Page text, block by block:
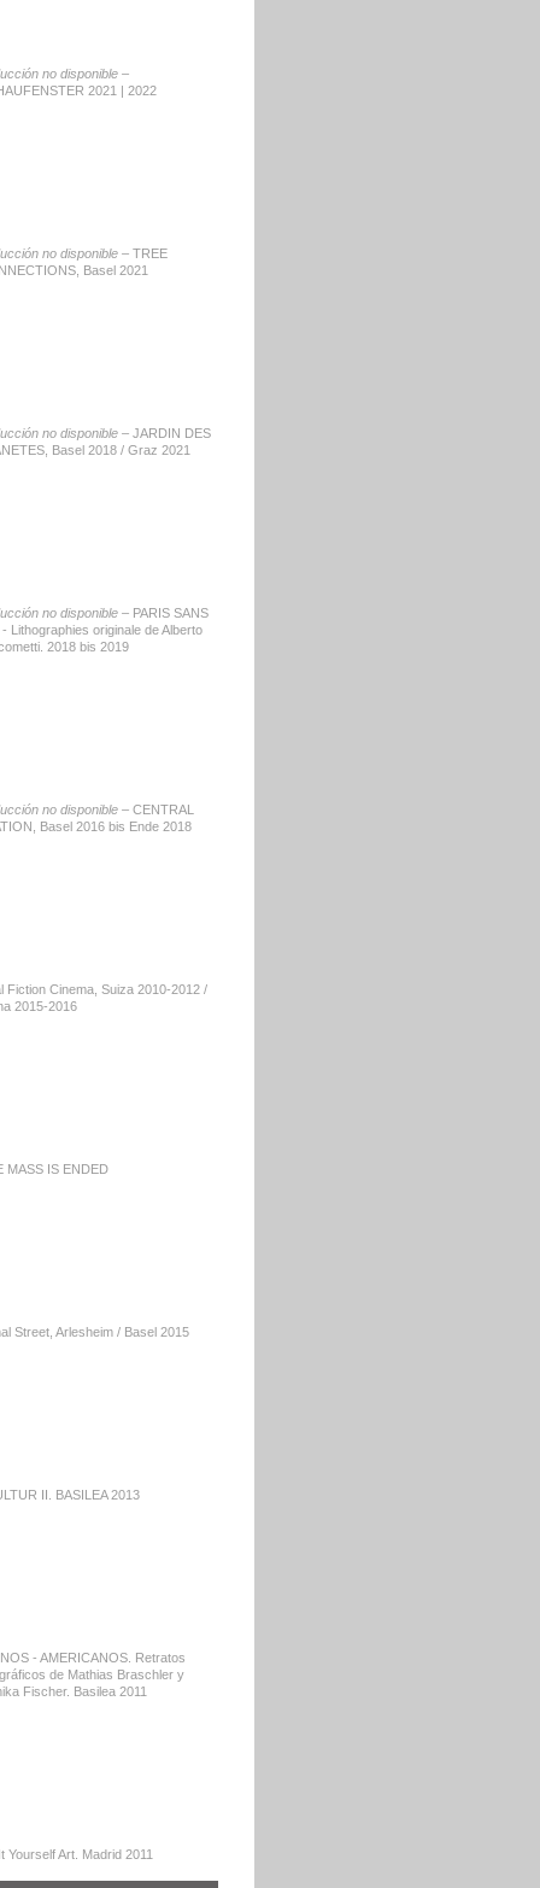
no disponible –
2021 | 2022
no disponible – TREE
Basel 2021
no disponible – JARDIN DES
Basel 2018 / Graz 2021
no disponible – PARIS SANS
- Lithographies originale de Alberto
2018 bis 2019
no disponible – CENTRAL
Basel 2016 bis Ende 2018
Fiction Cinema, Suiza 2010-2012 /
2015-2016
MASS IS ENDED
Street, Arlesheim / Basel 2015
II. BASILEA 2013
- AMERICANOS. Retratos
de Mathias Braschler y
Fischer. Basilea 2011
Yourself Art. Madrid 2011